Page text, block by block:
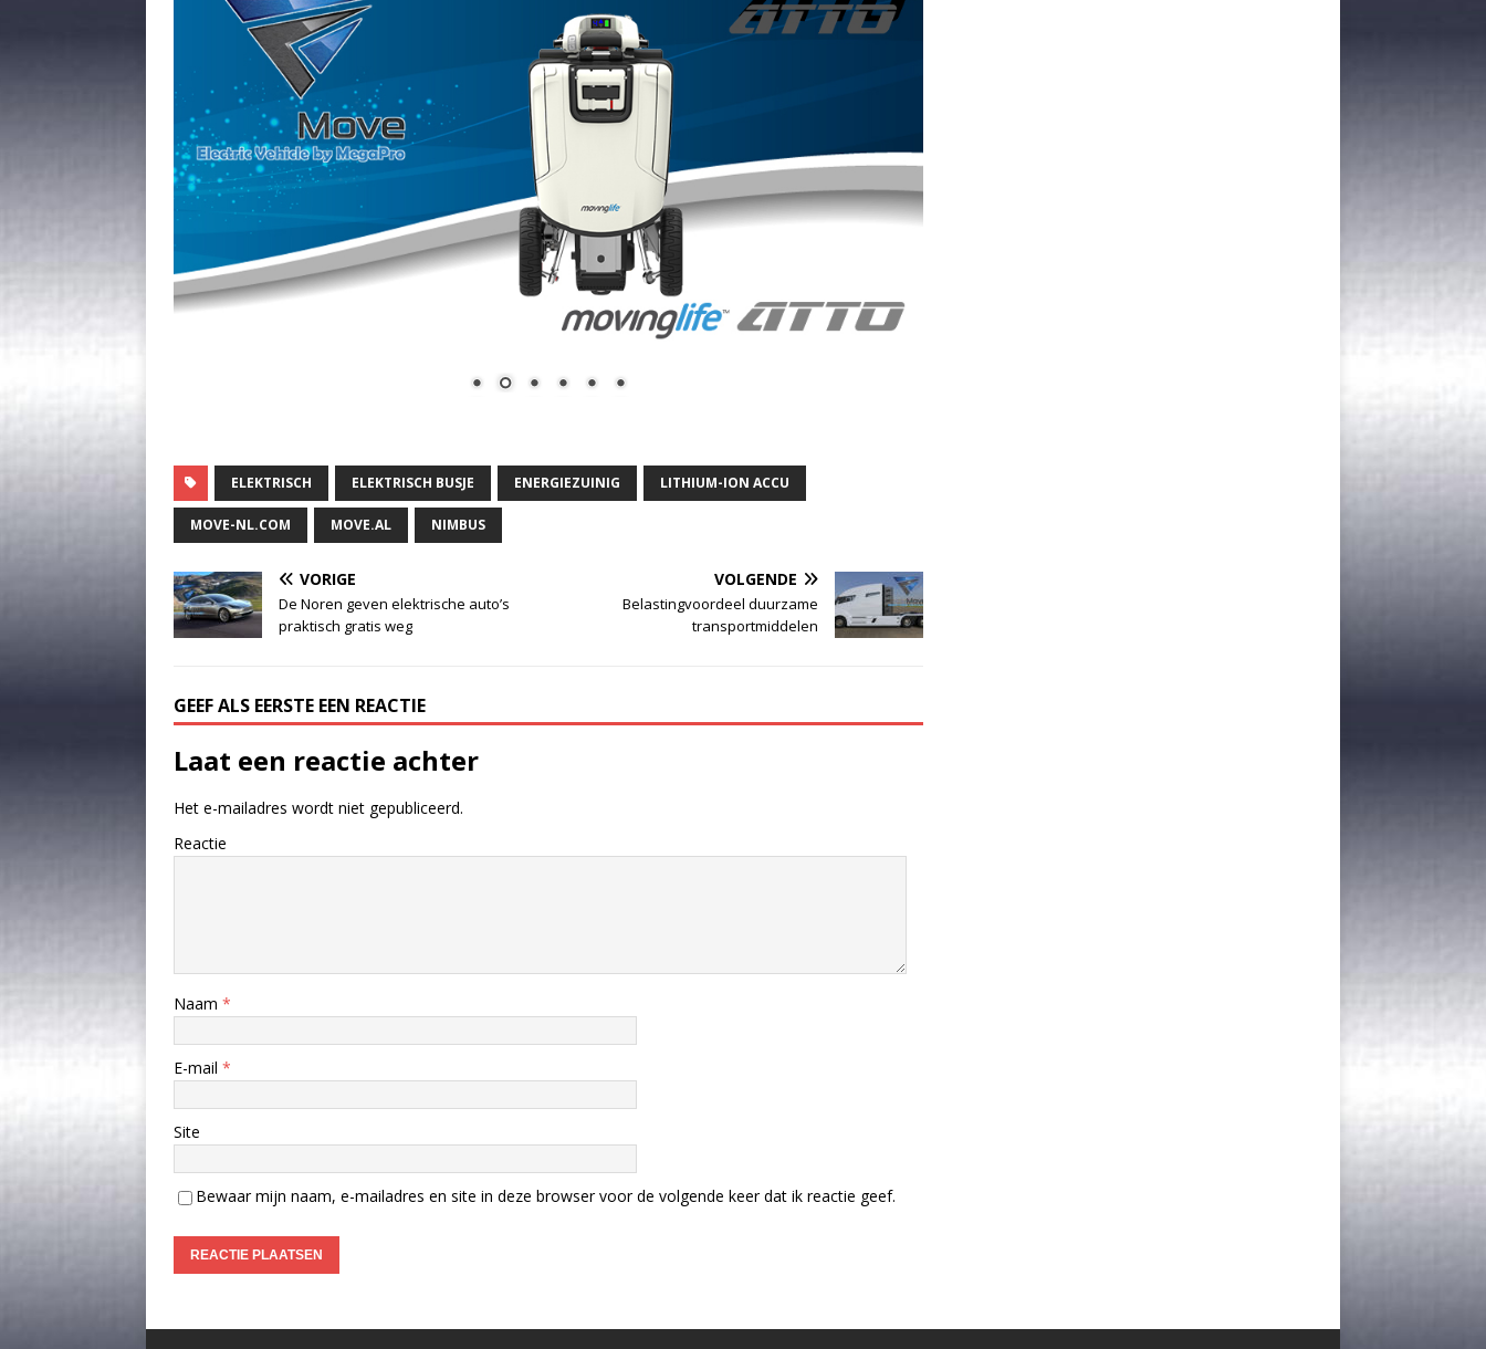
ELEKTRISCH ELEKTRISCH BUSJE ENERGIEZUINIG LITHIUM-ION ACCU
MOVE-NL.COM MOVE.AL NIMBUS
VORIGE
De Noren geven elektrische auto’s
praktisch gratis weg
VOLGENDE
Belastingvoordeel duurzame
transportmiddelen
GEEF ALS EERSTE EEN REACTIE
Laat een reactie achter
Het e-mailadres wordt niet gepubliceerd.
Reactie
Naam *
E-mail *
Site
Bewaar mijn naam, e-mailadres en site in deze browser voor de volgende keer dat ik reactie geef.